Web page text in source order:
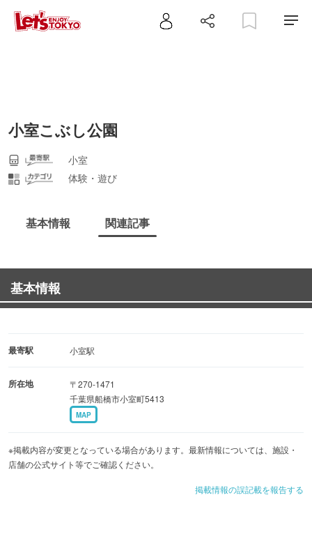
小室こぶし公園
小室
体験・遊び
基本情報 関連記事
基本情報
最寄駅 小室駅
所在地
〒270-1471
千葉県船橋市小室町5413
MAP
※掲載内容が変更となっている場合があります。最新情報については、施設・
店舗の公式サイト等でご確認ください。
掲載情報の誤記載を報告する